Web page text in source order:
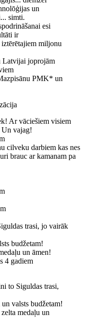
un
simti.
esi
ir
iztērētajiem miljonu
Latvijai joprojām
PMK* un
Ar vāciešiem visiem
vajag!
cilveku darbiem kas nes
brauc ar kamanam pa
trasi, jo vairāk
budžetam!
un āmen!
4 gadiem
to Siguldas trasi,
valsts budžetam!
medaļu un